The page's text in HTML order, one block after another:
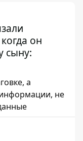
он
сыну:
а
не